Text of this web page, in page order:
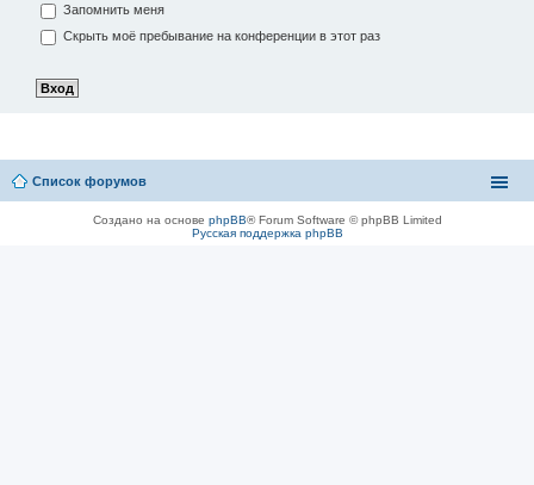
Запомнить меня
Скрыть моё пребывание на конференции в этот раз
Список форумов
Создано на основе phpBB® Forum Software © phpBB Limited
Русская поддержка phpBB